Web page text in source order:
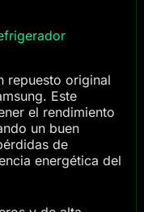
repuesto original
Este
el rendimiento
un buen
de
energética del